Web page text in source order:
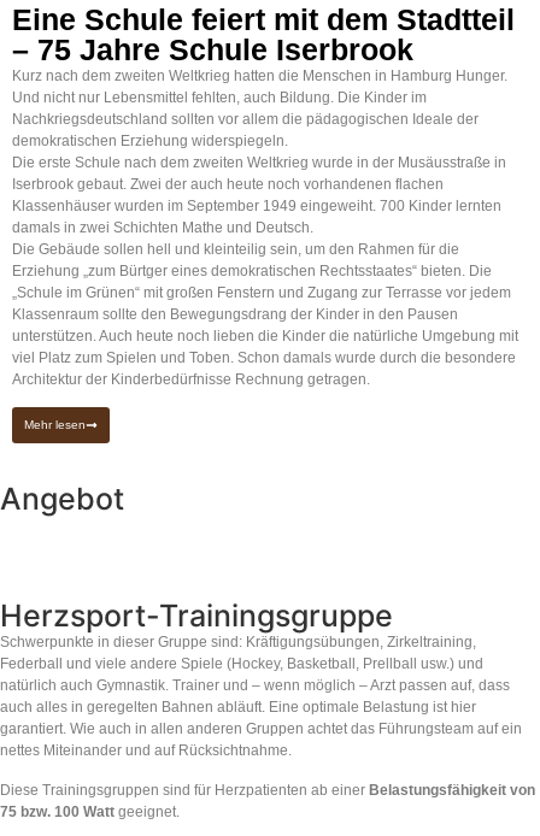
Eine Schule feiert mit dem Stadtteil
– 75 Jahre Schule Iserbrook
Kurz nach dem zweiten Weltkrieg hatten die Menschen in Hamburg Hunger.
Und nicht nur Lebensmittel fehlten, auch Bildung. Die Kinder im
Nachkriegsdeutschland sollten vor allem die pädagogischen Ideale der
demokratischen Erziehung widerspiegeln.
Die erste Schule nach dem zweiten Weltkrieg wurde in der Musäusstraße in
Iserbrook gebaut. Zwei der auch heute noch vorhandenen flachen
Klassenhäuser wurden im September 1949 eingeweiht. 700 Kinder lernten
damals in zwei Schichten Mathe und Deutsch.
Die Gebäude sollen hell und kleinteilig sein, um den Rahmen für die
Erziehung „zum Bürtger eines demokratischen Rechtsstaates“ bieten. Die
„Schule im Grünen“ mit großen Fenstern und Zugang zur Terrasse vor jedem
Klassenraum sollte den Bewegungsdrang der Kinder in den Pausen
unterstützen. Auch heute noch lieben die Kinder die natürliche Umgebung mit
viel Platz zum Spielen und Toben. Schon damals wurde durch die besondere
Architektur der Kinderbedürfnisse Rechnung getragen.
Mehr lesen
Angebot
Herzsport-Trainingsgruppe
Schwerpunkte in dieser Gruppe sind: Kräftigungsübungen, Zirkeltraining,
Federball und viele andere Spiele (Hockey, Basketball, Prellball usw.) und
natürlich auch Gymnastik. Trainer und – wenn möglich – Arzt passen auf, dass
auch alles in geregelten Bahnen abläuft. Eine optimale Belastung ist hier
garantiert. Wie auch in allen anderen Gruppen achtet das Führungsteam auf ein
nettes Miteinander und auf Rücksichtnahme.
Diese Trainingsgruppen sind für Herzpatienten ab einer Belastungsfähigkeit von
75 bzw. 100 Watt geeignet.